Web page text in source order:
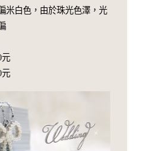
米白色，由於珠光色澤，光
元
元